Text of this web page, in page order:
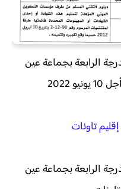
من الدرجة الرابعة بجماعة عين
تاونات
من الدرجة الرابعة بجماعة عين